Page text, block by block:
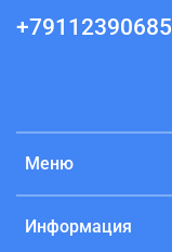
Меню
Информация
+79112390685